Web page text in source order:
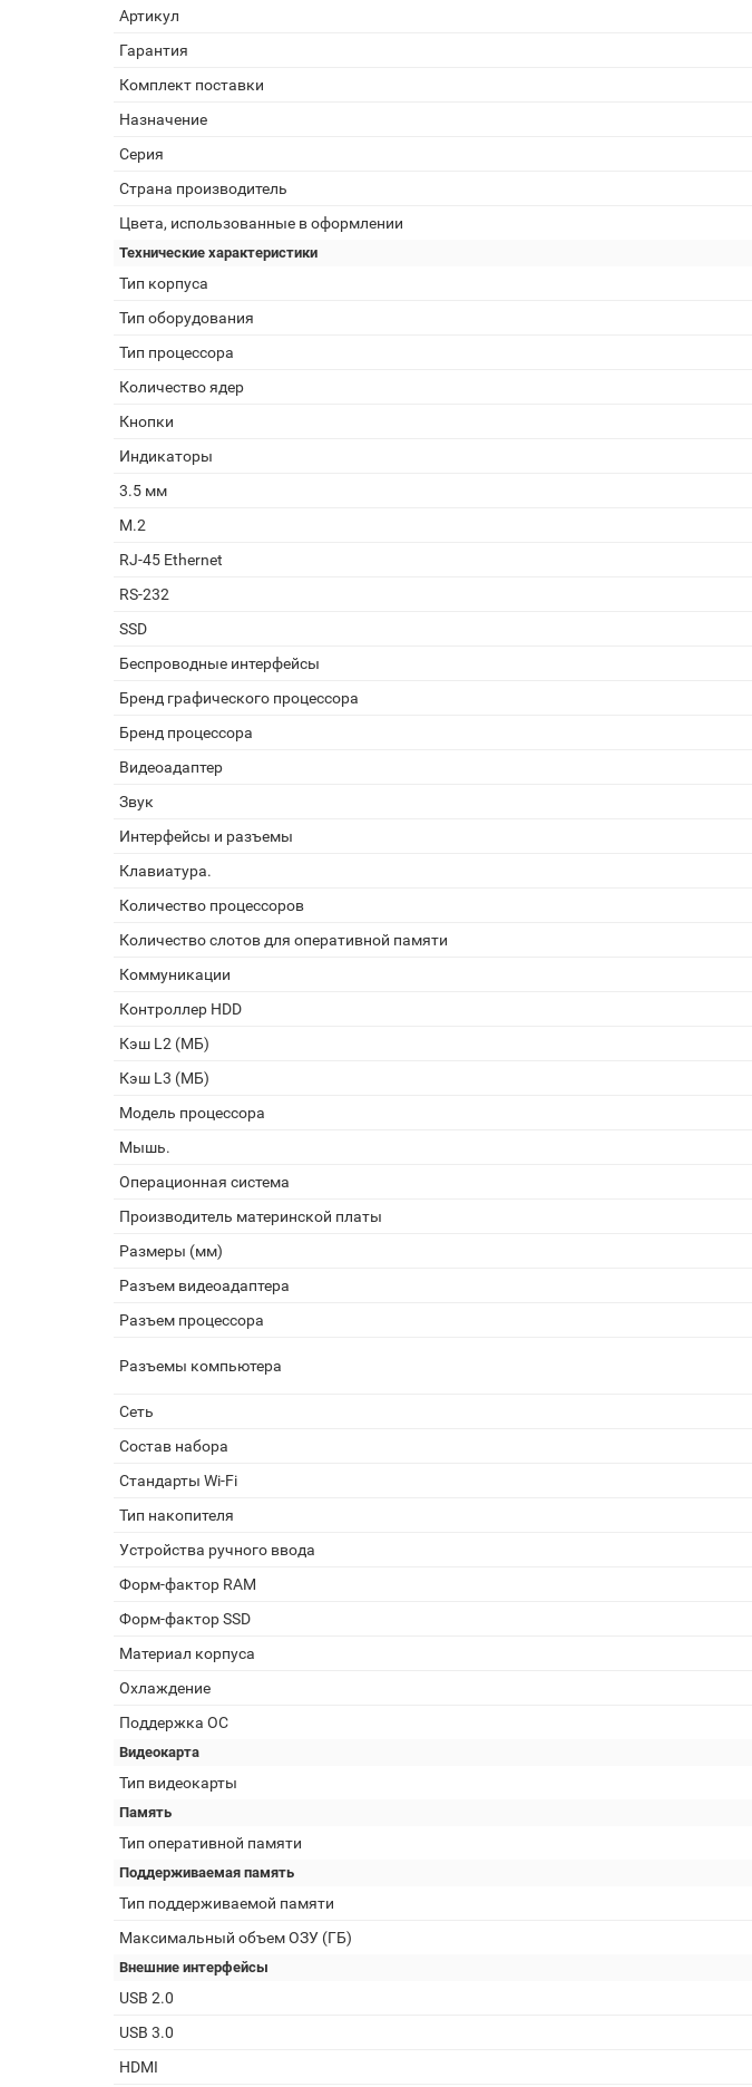
Артикул
Гарантия
Комплект поставки
Назначение
Серия
Страна производитель
Цвета, использованные в оформлении
Технические характеристики
Тип корпуса
Тип оборудования
Тип процессора
Количество ядер
Кнопки
Индикаторы
3.5 мм
M.2
RJ-45 Ethernet
RS-232
SSD
Беспроводные интерфейсы
Бренд графического процессора
Бренд процессора
Видеоадаптер
Звук
Интерфейсы и разъемы
Клавиатура.
Количество процессоров
Количество слотов для оперативной памяти
Коммуникации
Контроллер HDD
Кэш L2 (МБ)
Кэш L3 (МБ)
Модель процессора
Мышь.
Операционная система
Производитель материнской платы
Размеры (мм)
Разъем видеоадаптера
Разъем процессора
Разъемы компьютера
Сеть
Состав набора
Стандарты Wi-Fi
Тип накопителя
Устройства ручного ввода
Форм-фактор RAM
Форм-фактор SSD
Материал корпуса
Охлаждение
Поддержка ОС
Видеокарта
Тип видеокарты
Память
Тип оперативной памяти
Поддерживаемая память
Тип поддерживаемой памяти
Максимальный объем ОЗУ (ГБ)
Внешние интерфейсы
USB 2.0
USB 3.0
HDMI